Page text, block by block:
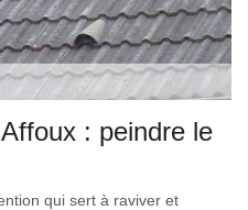
: peindre le
qui sert à raviver et